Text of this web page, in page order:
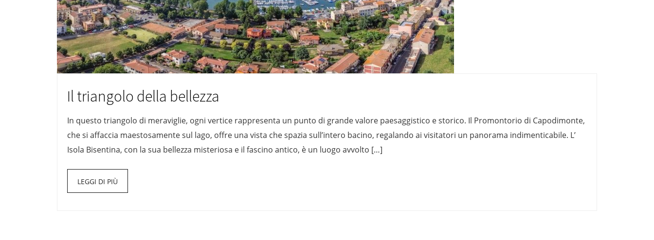
Il triangolo della bellezza
In questo triangolo di meraviglie, ogni vertice rappresenta un punto di grande valore paesaggistico e storico. Il Promontorio di Capodimonte,
che si affaccia maestosamente sul lago, offre una vista che spazia sull’intero bacino, regalando ai visitatori un panorama indimenticabile. L’
Isola Bisentina, con la sua bellezza misteriosa e il fascino antico, è un luogo avvolto […]
LEGGI DI PIÙ